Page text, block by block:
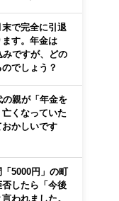
末で完全に引退
ます。年金は
みですが、どの
でしょう？
の親が「年金を
くなっていた
おかしいです
「5000円」の町
したら「今後
われました。